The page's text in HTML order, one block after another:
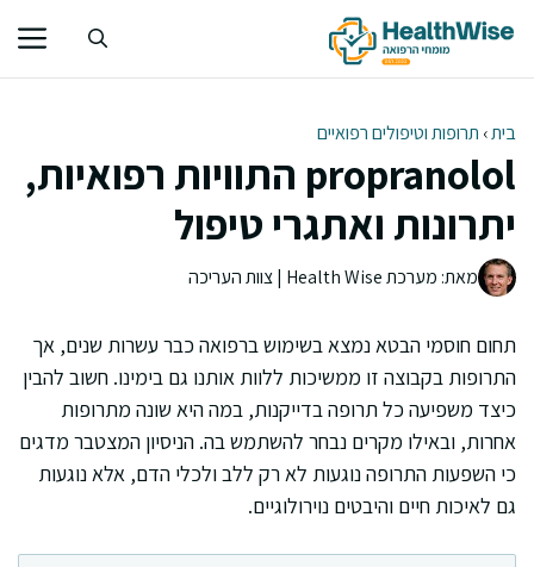
לתוכן
בית› תרופות וטיפולים רפואיים
propranolol התוויות רפואיות,
יתרונות ואתגרי טיפול
מאת: מערכת Health Wise | צוות העריכה
תחום חוסמי הבטא נמצא בשימוש ברפואה כבר עשרות שנים, אך
התרופות בקבוצה זו ממשיכות ללוות אותנו גם בימינו. חשוב להבין
כיצד משפיעה כל תרופה בדייקנות, במה היא שונה מתרופות
אחרות, ובאילו מקרים נבחר להשתמש בה. הניסיון המצטבר מדגים
כי השפעות התרופה נוגעות לא רק ללב ולכלי הדם, אלא נוגעות
גם לאיכות חיים והיבטים נוירולוגיים.